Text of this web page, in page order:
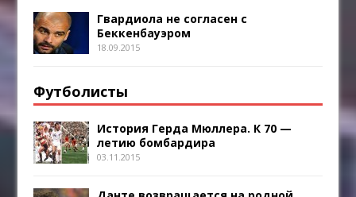
Гвардиола не согласен с
Беккенбауэром
18.09.2015
Футболисты
История Герда Мюллера. К 70 —
летию бомбардира
03.11.2015